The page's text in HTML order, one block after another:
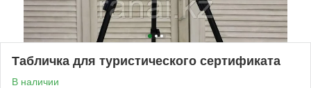
Табличка для туристического сертификата
В наличии